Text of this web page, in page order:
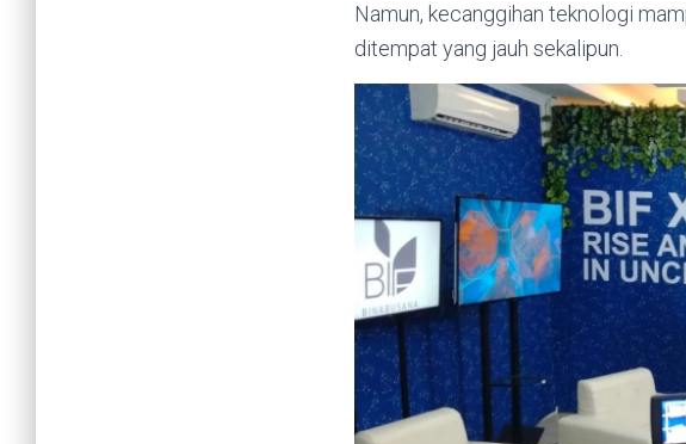
Namun, kecanggihan teknologi
ditempat yang jauh sekalipun.